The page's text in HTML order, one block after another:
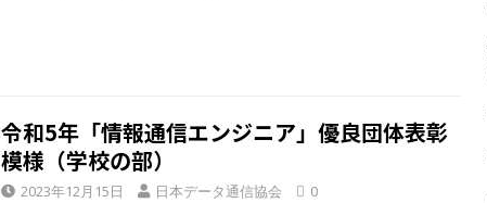
令和5年「情報通信エンジニア」優良団体表彰
模様（学校の部）
2023年12月15日 日本データ通信協会 0